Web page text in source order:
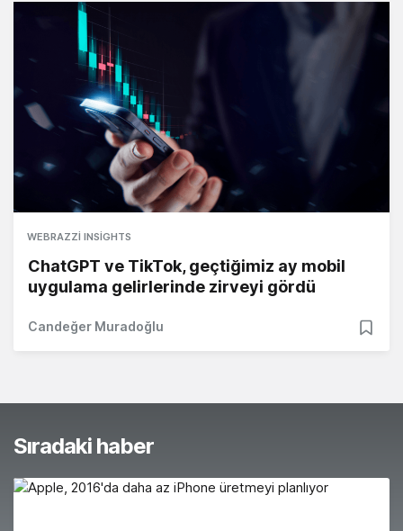
WEBRAZZI INSIGHTS
ChatGPT ve TikTok, geçtiğimiz ay mobil
uygulama gelirlerinde zirveyi gördü
Candeğer Muradoğlu
Sıradaki haber